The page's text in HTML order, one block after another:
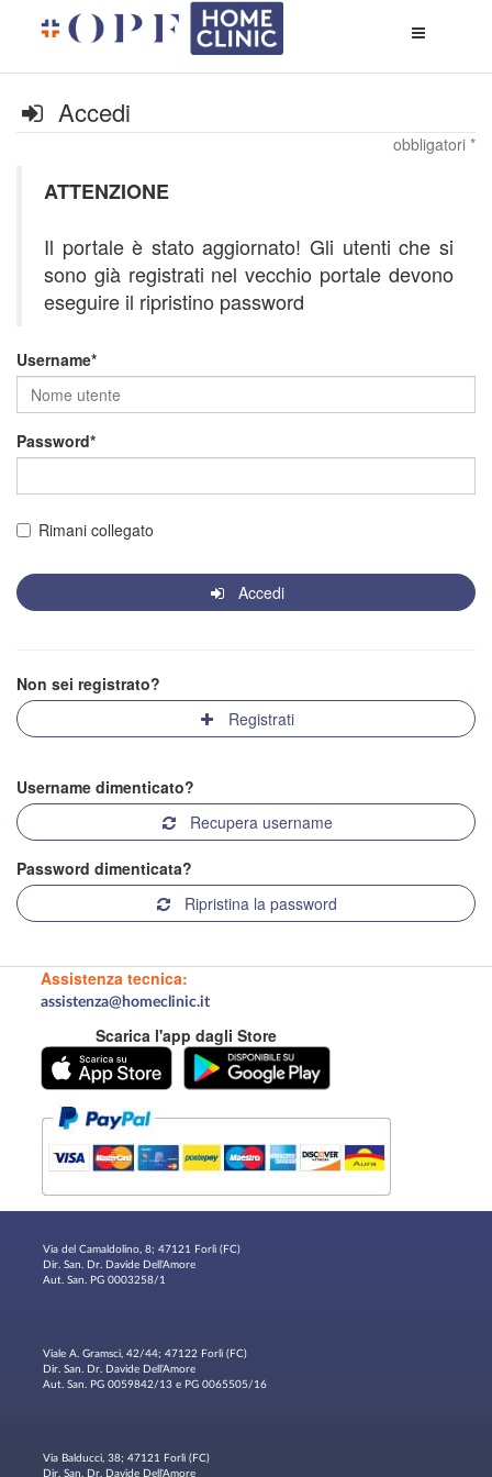
di
Accedi
obbligatori *
ATTENZIONE
Il portale è stato aggiornato! Gli utenti che si
sono già registrati nel vecchio portale devono
eseguire il ripristino password
Username
Password
Rimani collegato
Accedi
Non sei registrato?
Registrati
Username dimenticato?
Recupera username
Password dimenticata?
Ripristina la password
Assistenza tecnica:
assistenza@homeclinic.it
Scarica l'app dagli Store
Via del Camaldolino, 8; 47121 Forlì (FC)
Dir. San. Dr. Davide Dell'Amore
Aut. San. PG 0003258/1
Viale A. Gramsci, 42/44; 47122 Forlì (FC)
Dir. San. Dr. Davide Dell'Amore
Aut. San. PG 0059842/13 e PG 0065505/16
Via Balducci, 38; 47121 Forlì (FC)
Dir. San. Dr. Davide Dell'Amore